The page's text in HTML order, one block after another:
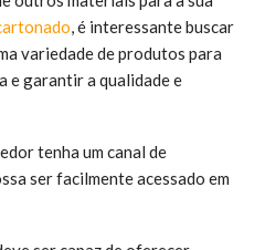
, é interessante buscar
variedade de produtos para
e garantir a qualidade e
tenha um canal de
ser facilmente acessado em